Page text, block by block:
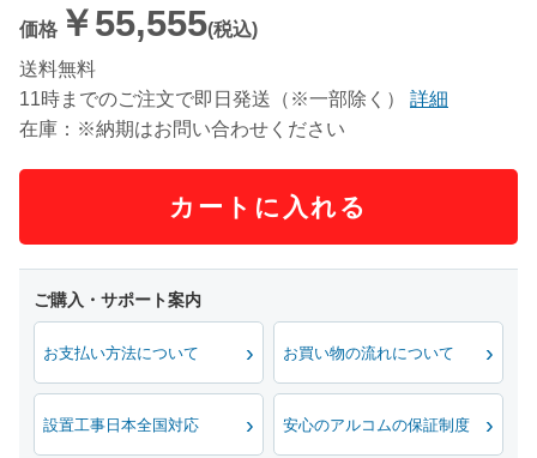
価格 ￥55,555(税込)
送料無料
11時までのご注文で即日発送（※一部除く）
詳細
在庫：※納期はお問い合わせください
カートに入れる
お支払い方法について お買い物の流れについて
設置工事日本全国対応 安心のアルコムの保証制度